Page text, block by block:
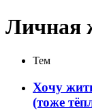
Личная
Тем
Хочу
(тоже